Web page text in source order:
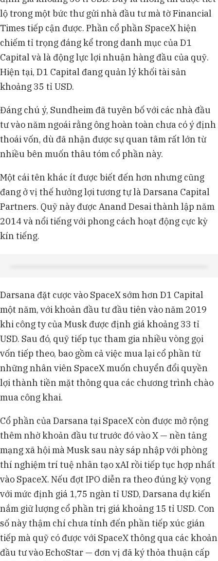
lộ trong một bức thư gửi nhà đầu tư mà tờ Financial
Times tiếp cận được. Phần cổ phần SpaceX hiện
chiếm tỉ trọng đáng kể trong danh mục của D1
Capital và là động lực lợi nhuận hàng đầu của quỹ.
Hiện tại, D1 Capital đang quản lý khối tài sản
khoảng 35 tỉ USD.
Đáng chú ý, Sundheim đã tuyên bố với các nhà đầu
tư vào năm ngoái rằng ông hoàn toàn chưa có ý định
thoái vốn, dù đã nhận được sự quan tâm rất lớn từ
nhiều bên muốn thâu tóm cổ phần này.
Một cái tên khác ít được biết đến hơn nhưng cũng
đang ở vị thế hưởng lợi tương tự là Darsana Capital
Partners. Quỹ này được Anand Desai thành lập năm
2014 và nổi tiếng với phong cách hoạt động cực kỳ
kín tiếng.
Darsana đặt cược vào SpaceX sớm hơn D1 Capital
một năm, với khoản đầu tư đầu tiên vào năm 2019
khi công ty của Musk được định giá khoảng 33 tỉ
USD. Sau đó, quỹ tiếp tục tham gia nhiều vòng gọi
vốn tiếp theo, bao gồm cả việc mua lại cổ phần từ
những nhân viên SpaceX muốn chuyển đổi quyền
lợi thành tiền mặt thông qua các chương trình chào
mua công khai.
Cổ phần của Darsana tại SpaceX còn được mở rộng
thêm nhờ khoản đầu tư trước đó vào X — nền tảng
mạng xã hội mà Musk sau này sáp nhập với phòng
thí nghiệm trí tuệ nhân tạo xAI rồi tiếp tục hợp nhất
vào SpaceX. Nếu đợt IPO diễn ra theo đúng kỳ vọng
với mức định giá 1,75 ngàn tỉ USD, Darsana dự kiến
nắm giữ lượng cổ phần trị giá khoảng 15 tỉ USD. Con
số này thậm chí chưa tính đến phần tiếp xúc gián
tiếp mà quỹ có được với SpaceX thông qua các khoản
đầu tư vào EchoStar — đơn vị đã ký thỏa thuận cấp